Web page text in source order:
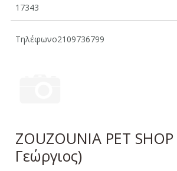
17343
Τηλέφωνο2109736799
ZOUZOUNIA PET
Γεώργιος)